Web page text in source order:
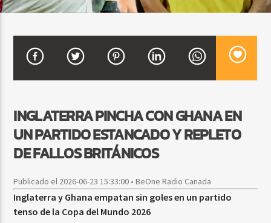
CURRENT SHOW
SALSA MATUTINA
6:00 AM 9:00 AM
Beone Radio
INGLATERRA PINCHA CON GHANA EN
UN PARTIDO ESTANCADO Y REPLETO
DE FALLOS BRITÁNICOS
Publicado el 2026-06-23 15:33:00 • BeOne Radio Canada
Inglaterra y Ghana empatan sin goles en un partido
tenso de la Copa del Mundo 2026